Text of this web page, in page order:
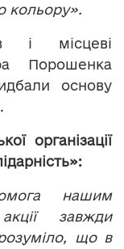
кольору».
і місцеві
Порошенка
основу
організації
нашим
завжди
що в